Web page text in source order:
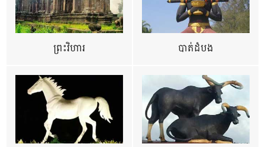
ព្រះវិហារ បាត់ដំបង